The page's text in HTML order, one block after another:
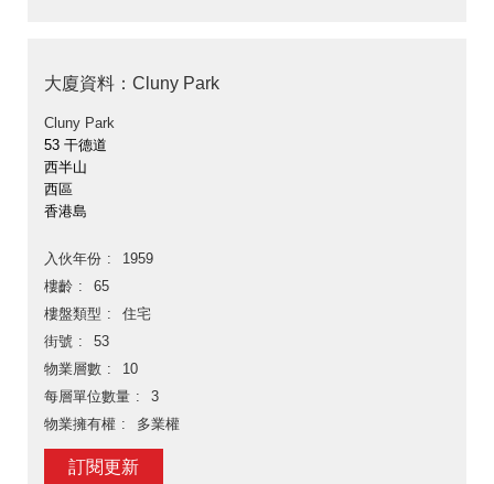
大廈資料：Cluny Park
Cluny Park
53 干德道
西半山
西區
香港島
入伙年份
1959
樓齡
65
樓盤類型
住宅
街號
53
物業層數
10
每層單位數量
3
物業擁有權
多業權
訂閱更新